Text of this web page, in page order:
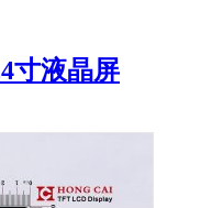
寸液晶屏